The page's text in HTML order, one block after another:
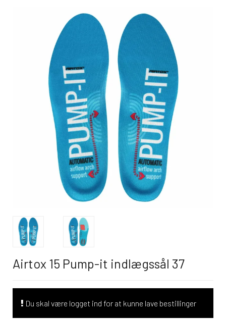
Airtox 15 Pump-it indlægssål 37
Du skal være logget ind for at kunne lave bestillinger